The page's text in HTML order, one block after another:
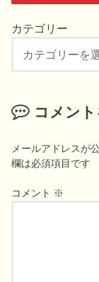
カテゴリー
ー
コメン
メールアドレスが
欄は必須項目です
コメント ※